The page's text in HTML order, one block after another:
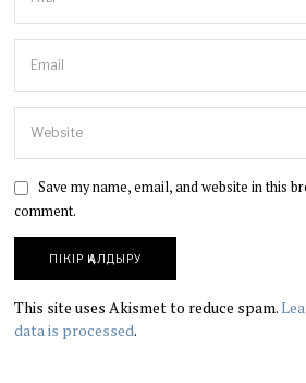
Save my name, email, and website in this
comment.
This site uses Akismet to reduce spam.
data is processed.